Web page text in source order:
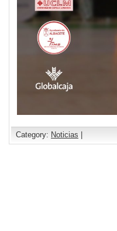
Category: Noticias